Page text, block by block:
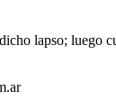
lapso; luego